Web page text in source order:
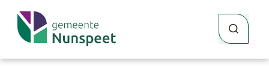
Waar
Zoekknop